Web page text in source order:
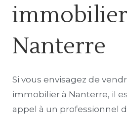
Nanterre
Si vous envisagez de
immobilier à Nanterre, il
appel à un professionnel